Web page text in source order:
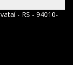
- RS - 94010-